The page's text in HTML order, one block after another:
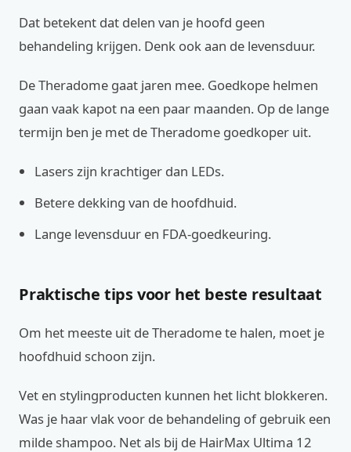
Dat betekent dat delen van je hoofd geen
behandeling krijgen. Denk ook aan de levensduur.
De Theradome gaat jaren mee. Goedkope helmen
gaan vaak kapot na een paar maanden. Op de lange
termijn ben je met de Theradome goedkoper uit.
Lasers zijn krachtiger dan LEDs.
Betere dekking van de hoofdhuid.
Lange levensduur en FDA-goedkeuring.
Praktische tips voor het beste resultaat
Om het meeste uit de Theradome te halen, moet je
hoofdhuid schoon zijn.
Vet en stylingproducten kunnen het licht blokkeren.
Was je haar vlak voor de behandeling of gebruik een
milde shampoo. Net als bij de HairMax Ultima 12